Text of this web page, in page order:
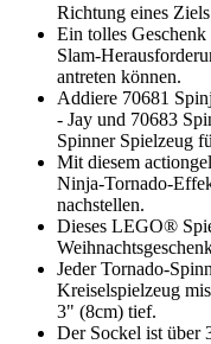
Richtung eines
Ein tolles
Slam-
antreten können.
Addiere 70681
- Jay und 70683
Spinner Spielzeug
Mit diesem
Ninja-Tornado-
nachstellen.
Dieses LEGO®
Jeder Tornado-
Kreiselspielzeug
3" (8cm) tief.
Der Sockel ist über